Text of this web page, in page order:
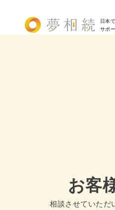
日本
サポ
お客
相談させていただ